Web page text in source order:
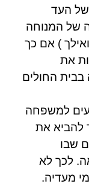
של העד
של המנוחה
(עמ’ 46 לפרוטוקול מול שורות 26 ואילך ) אם כך
את
החולים
למשפחה
להביא את
שבו
לכך לא
מעדיה.